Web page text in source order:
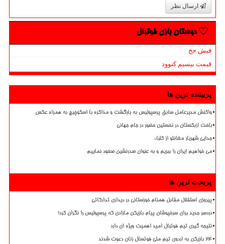
ارسال نظر
دوستان بازی فوتبال
فیش حج
قیمت بیسیم کنوود
پربیننده ترین ها
واکنش مدیرعامل سابق پرسپولیس به بازگشت و مذاکره با اسکوچیچ به همراه عکس
باخت ازبکستان در نخستین حضور در جام جهانی
جدایی شهریار مغانلو از کلباء
می خواهیم ایران را ببریم و به عنوان صدرنشین صعود نماییم
پربحث ترین ها
پیروزی استقلال مقابل همنام خوزستانی در دیداری تدارکاتی
دردسر جدید برای سرخپوشان پیام بازیکن مازادی که پرسپولیس را نگران کرد!
نتیجه گیری تیم فوتبال امید اهمیت ویژه ای دارد
۲۴ بازیکن به اردوی تیم ملی فوتسال زنان دعوت شدند